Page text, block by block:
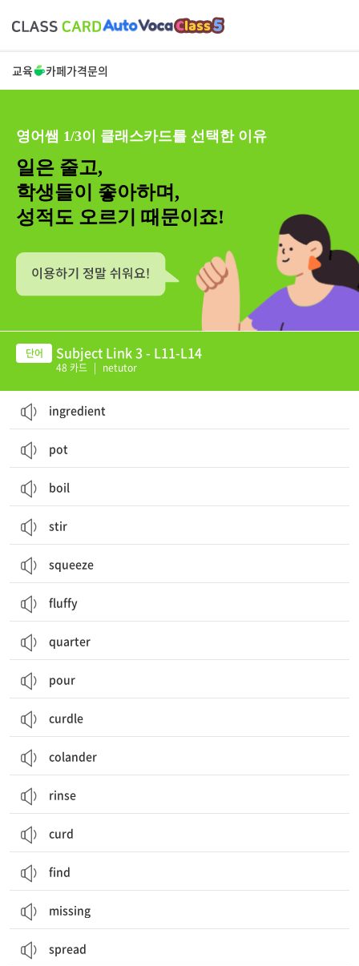
교육 카페가격문의
영어쌤 1/3이 클래스카드를 선택한 이유
일은 줄고,
학생들이 좋아하며,
성적도 오르기 때문이죠!
Subject Link 3 - L11-L14
48 카드 | netutor
ingredient
pot
boil
stir
squeeze
fluffy
quarter
pour
curdle
colander
rinse
curd
find
missing
spread